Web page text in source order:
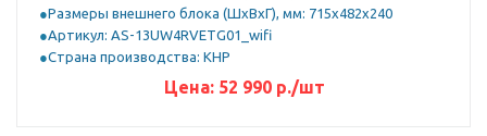
Размеры внешнего блока (ШхВхГ), мм: 715x482x240
Артикул: AS-13UW4RVETG01_wifi
Страна производства: КНР
Цена: 52 990р./шт